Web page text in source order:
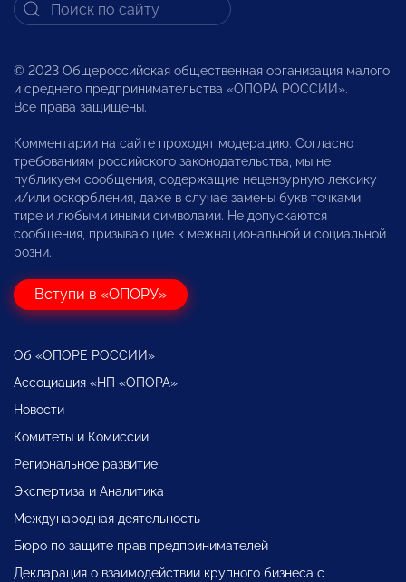
© 2023 Общероссийская общественная организация малого
и среднего предпринимательства «ОПОРА РОССИИ».
Все права защищены.
Комментарии на сайте проходят модерацию. Согласно
требованиям российского законодательства, мы не
публикуем сообщения, содержащие нецензурную лексику
и/или оскорбления, даже в случае замены букв точками,
тире и любыми иными символами. Не допускаются
сообщения, призывающие к межнациональной и социальной
розни.
Вступи в «ОПОРУ»
Об «ОПОРЕ РОССИИ»
Ассоциация «НП «ОПОРА»
Новости
Комитеты и Комиссии
Региональное развитие
Экспертиза и Аналитика
Международная деятельность
Бюро по защите прав предпринимателей
Декларация о взаимодействии крупного бизнеса с